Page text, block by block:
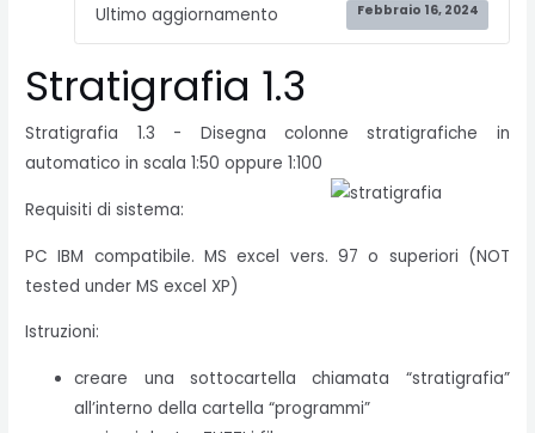
Ultimo aggiornamento Febbraio 16, 2024
Stratigrafia 1.3
Stratigrafia 1.3 - Disegna colonne stratigrafiche in
automatico in scala 1:50 oppure 1:100
Requisiti di sistema:
PC IBM compatibile. MS excel vers. 97 o superiori (NOT
tested under MS excel XP)
Istruzioni:
creare una sottocartella chiamata “stratigrafia”
all’interno della cartella “programmi”